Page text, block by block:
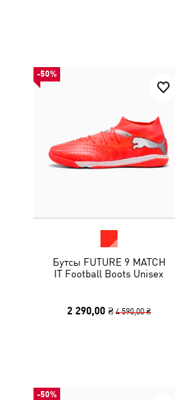
-50%
Бутсы FUTURE 9 MATCH
IT Football Boots Unisex
2 290,00 ₴ 4 590,00 ₴
-50%